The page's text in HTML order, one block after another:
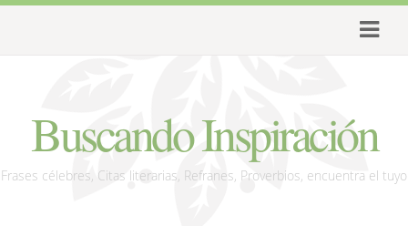
Buscando Inspiración
Frases célebres, Citas literarias, Refranes, Proverbios, encuentra el tuyo